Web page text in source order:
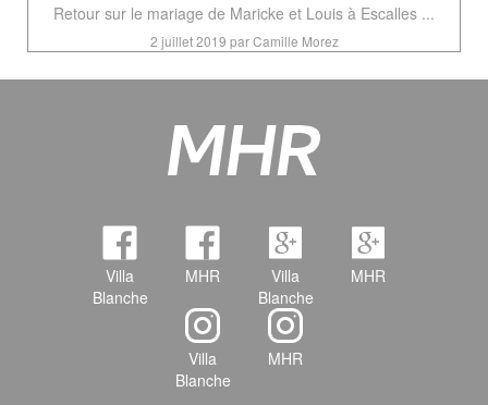
Retour sur le mariage de Maricke et Louis à Escalles ...
2 juillet 2019 par Camille Morez
Villa
Blanche
MHR
Villa
Blanche
MHR
Villa
Blanche
MHR